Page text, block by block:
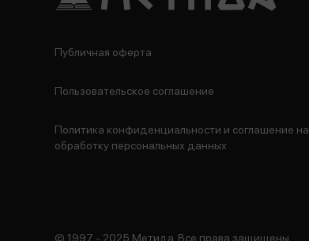
Публичная оферта
Пользовательское соглашение
Политика конфиденциальности и соглашение на
обработку персональных данных
© 1997 - 2025 Метида. Все права защищены.